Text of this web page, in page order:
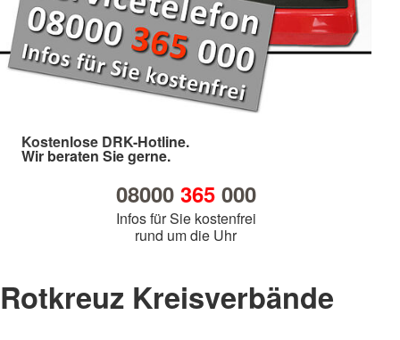
Kostenlose DRK-Hotline.
Wir beraten Sie gerne.
08000 365000
Infos für Sie kostenfrei
rund um die Uhr
Rotkreuz Kreisverbände